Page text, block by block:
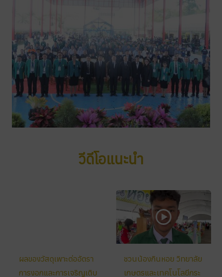
วีดีโอแนะนำ
ผลของวัสดุเพาะต่ออัตรา
การงอกและการเจริญเติบ
ชวนน้องกินหอย วิทยาลัย
เกษตรและเทคโนโลยีกระ